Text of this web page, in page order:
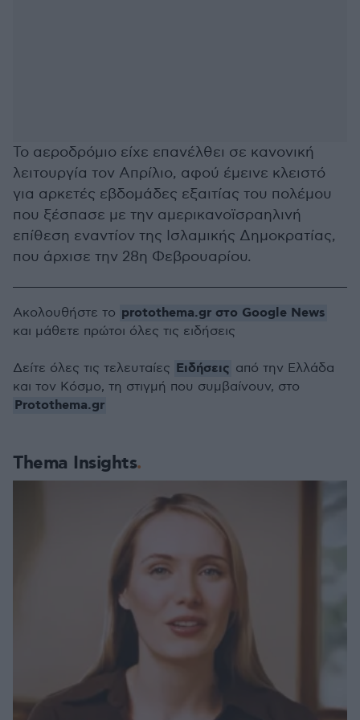
Το αεροδρόμιο είχε επανέλθει σε κανονική
λειτουργία τον Απρίλιο, αφού έμεινε κλειστό
για αρκετές εβδομάδες εξαιτίας του πολέμου
που ξέσπασε με την αμερικανοϊσραηλινή
επίθεση εναντίον της Ισλαμικής Δημοκρατίας,
που άρχισε την 28η Φεβρουαρίου.
Thema Insights
Ακολουθήστε το protothema.gr στο Google News
και μάθετε πρώτοι όλες τις ειδήσεις
Δείτε όλες τις τελευταίες Ειδήσεις από την Ελλάδα
και τον Κόσμο, τη στιγμή που συμβαίνουν, στο
Protothema.gr